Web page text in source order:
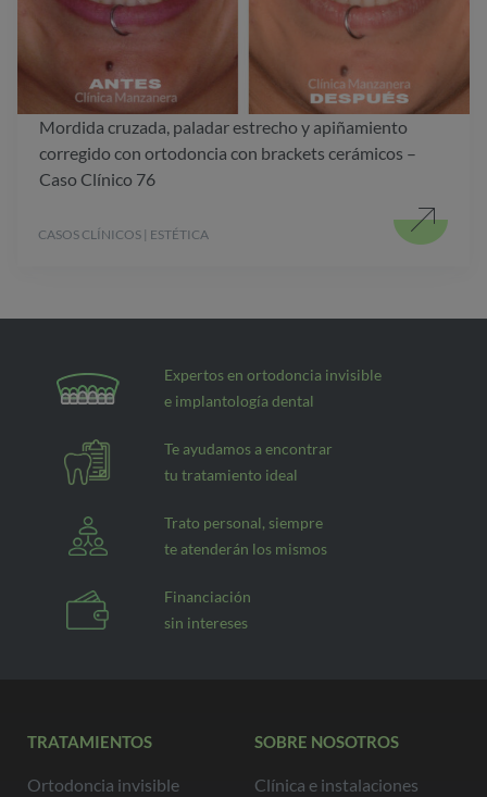
Mordida cruzada, paladar estrecho y apiñamiento
corregido con ortodoncia con brackets cerámicos –
Caso Clínico 76
CASOS CLÍNICOS | ESTÉTICA
Expertos en ortodoncia invisible
e implantología dental
Te ayudamos a encontrar
tu tratamiento ideal
Trato personal, siempre
te atenderán los mismos
Financiación
sin intereses
TRATAMIENTOS
Ortodoncia invisible
SOBRE NOSOTROS
Clínica e instalaciones